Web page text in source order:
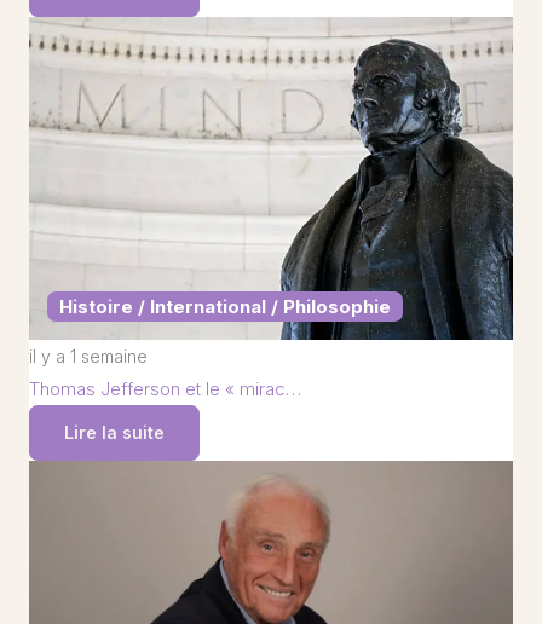
Histoire / International / Philosophie
il y a 1 semaine
Thomas Jefferson et le « mirac…
Lire la suite